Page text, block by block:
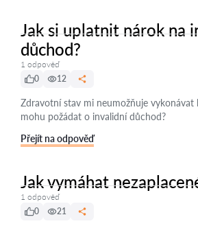
Jak si uplatnit nárok na
důchod?
1 odpověď
0
12
Zdravotní stav mi neumožňuje vykonávat
mohu požádat o invalidní důchod?
Přejít na odpověď
Jak vymáhat
1 odpověď
0
21